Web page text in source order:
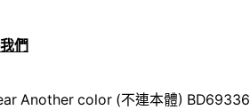
們
Another color (不連本體) BD69336